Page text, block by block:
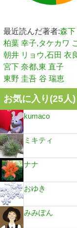
最近読んだ著者:森下
柏葉 幸子,タケカワ
朝井 リョウ,石田 衣
宮下 奈都,東 直子
東野 圭吾 谷 瑞恵
お気に入り(25人)
kumaco
ミキティ
ナナ
おゆき
みみぽん